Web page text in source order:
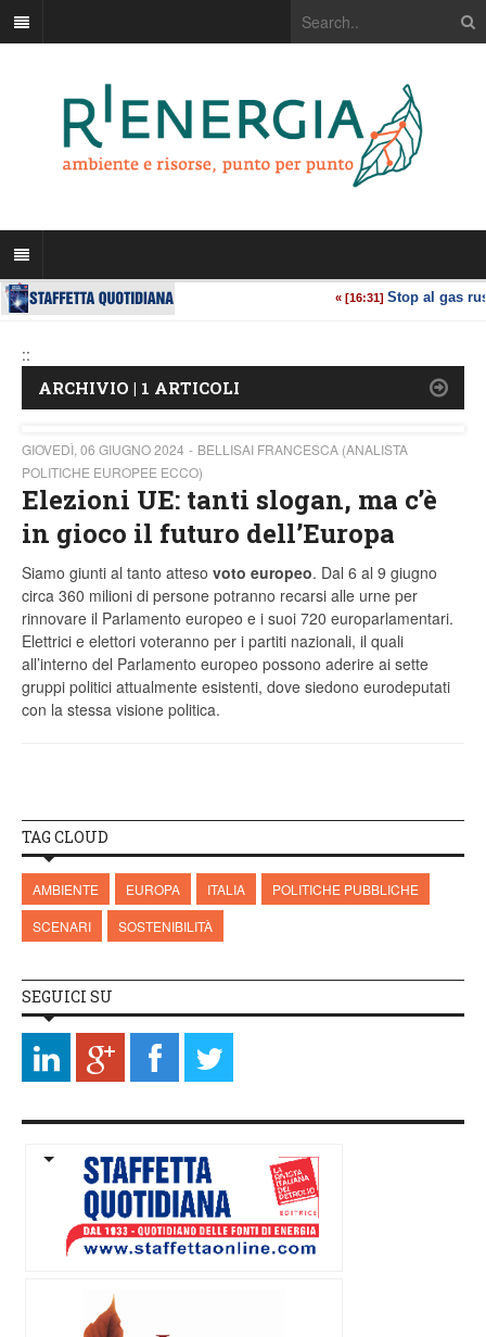
::
ARCHIVIO | 1 ARTICOLI
GIOVEDÌ, 06 GIUGNO 2024
BELLISAI FRANCESCA (ANALISTA
POLITICHE EUROPEE ECCO)
Elezioni UE: tanti slogan, ma c’è
in gioco il futuro dell’Europa
Siamo giunti al tanto atteso voto europeo. Dal 6 al 9 giugno
circa 360 milioni di persone potranno recarsi alle urne per
rinnovare il Parlamento europeo e i suoi 720 europarlamentari.
Elettrici e elettori voteranno per i partiti nazionali, il quali
all’interno del Parlamento europeo possono aderire ai sette
gruppi politici attualmente esistenti, dove siedono eurodeputati
con la stessa visione politica.
TAG CLOUD
AMBIENTE EUROPA ITALIA
POLITICHE PUBBLICHE
SCENARI
SOSTENIBILITÀ
SEGUICI SU